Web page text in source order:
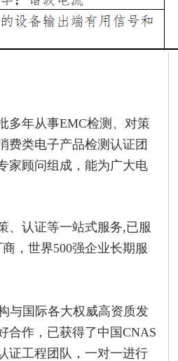
多年从事EMC检测、对策
费类电子产品检测认证团
家顾问组成，能为广大电
、认证等一站式服务,已服
，世界500强企业长期服
与国际各大权威高资质发
合作，已获得了中国CNAS
证工程团队，一对一进行